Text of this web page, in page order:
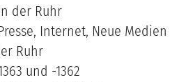
der Ruhr
Internet, Neue Medien
Ruhr
und -1362